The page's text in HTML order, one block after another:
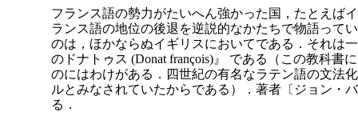
フランス語の勢力がたいへん強かった国，たとえば
ランス語の地位の後退を逆説的なかたちで物語って
のは，ほかならぬイギリスにおいてである．それは
のドナトゥス (Donat françois)』 である（この教科書
のにはわけがある．四世紀の有名なラテン語の文法
ルとみなされていたからである）．著者〔ジョン・
る．